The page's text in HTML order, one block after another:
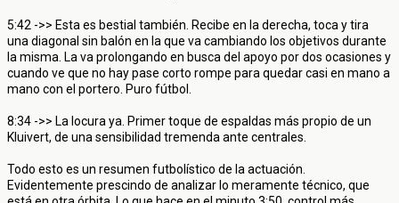
5:42 ->> Esta es bestial también. Recibe en la derecha, toca y tira
una diagonal sin balón en la que va cambiando los objetivos durante
la misma. La va prolongando en busca del apoyo por dos ocasiones y
cuando ve que no hay pase corto rompe para quedar casi en mano a
mano con el portero. Puro fútbol.
8:34 ->> La locura ya. Primer toque de espaldas más propio de un
Kluivert, de una sensibilidad tremenda ante centrales.
Todo esto es un resumen futbolístico de la actuación.
Evidentemente prescindo de analizar lo meramente técnico, que